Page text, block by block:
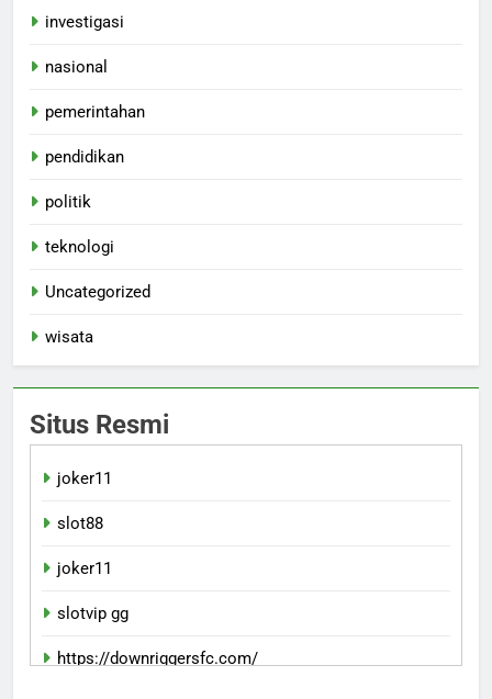
investigasi
nasional
pemerintahan
pendidikan
politik
teknologi
Uncategorized
wisata
Situs Resmi
joker11
slot88
joker11
slotvip gg
https://downriggersfc.com/